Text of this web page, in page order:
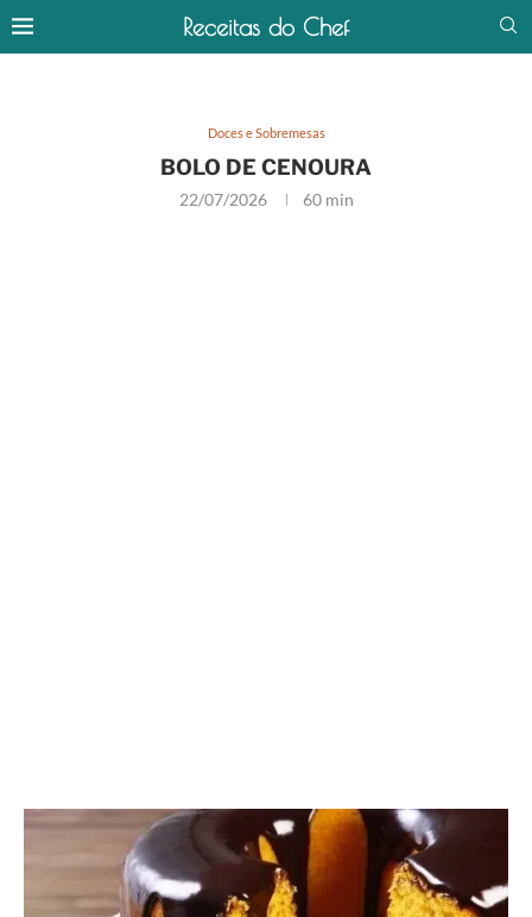
Receitas do Chef
Doces e Sobremesas
BOLO DE CENOURA
22/07/2026 60 min